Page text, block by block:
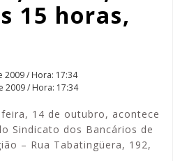
15 horas,
2009 / Hora: 17:34
2009 / Hora: 17:34
14 de outubro, acontece
Sindicato dos Bancários de
– Rua Tabatingüera, 192,